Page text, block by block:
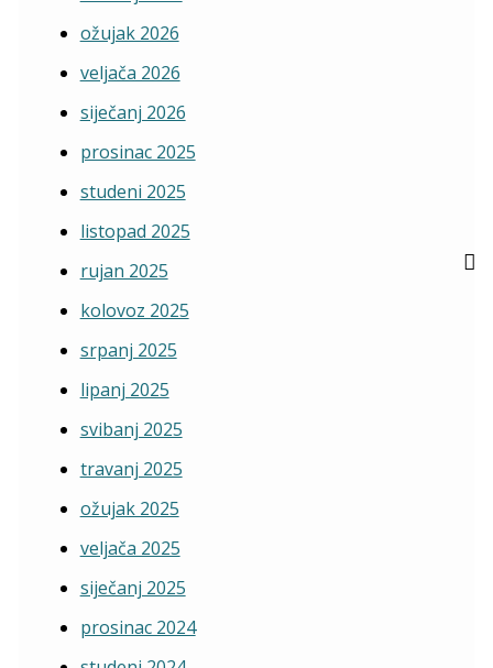
ožujak 2026
veljača 2026
siječanj 2026
prosinac 2025
studeni 2025
listopad 2025
rujan 2025
kolovoz 2025
srpanj 2025
lipanj 2025
svibanj 2025
travanj 2025
ožujak 2025
veljača 2025
siječanj 2025
prosinac 2024